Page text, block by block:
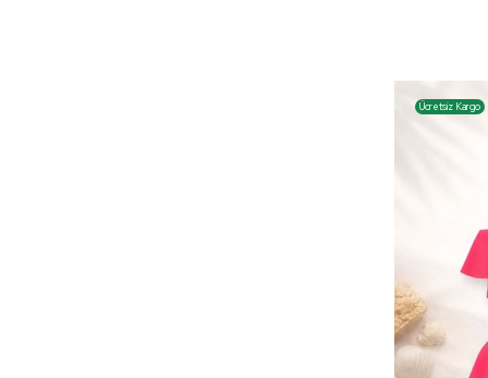
Ücretsiz Kargo